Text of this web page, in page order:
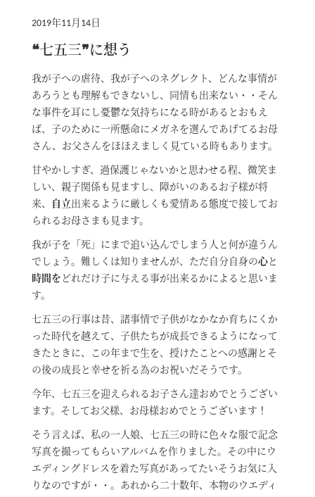
2019年11月14日
❝七五三❞に想う
我が子への虐待、我が子へのネグレクト、どんな事情が
あろうとも理解もできないし、同情も出来ない・・そん
な事件を耳にし憂鬱な気持ちになる時があるとおもえ
ば、子のために一所懸命にメガネを選んであげてるお母
さん、お父さんをほほえましく見ている時もあります。
甘やかしすぎ、過保護じゃないかと思わせる程、微笑ま
しい、親子関係も見ますし、障がいのあるお子様が将
来、
自立出来るように厳しくも愛情ある態度で接してお
られるお母さまも見ます。
我が子を「死」にまで追い込んでしまう人と何が違うん
でしょう。難しくは知りませんが、ただ自分自身の心 と
時間を どれだけ子に与える事が出来るかによると思いま
す。
七五三の行事は昔、諸事情で子供がなかなか育ちにくか
った時代を越えて、子供たちが成長できるようになって
きたときに、この年まで生を、授けたことへの感謝とそ
の後の成長と幸せを祈る為のお祝いだそうです。
今年、七五三を迎えられるお子さん達おめでとうござい
ます。そしてお父様、お母様おめでとうございます！
そう言えば、私の一人娘、七五三の時に色々な服で記念
写真を撮ってもらいアルバムを作りました。その中にウ
エディングドレスを着た写真があってたいそうお気に入
りなのですが・・。あれから二十数年、本物のウエディ